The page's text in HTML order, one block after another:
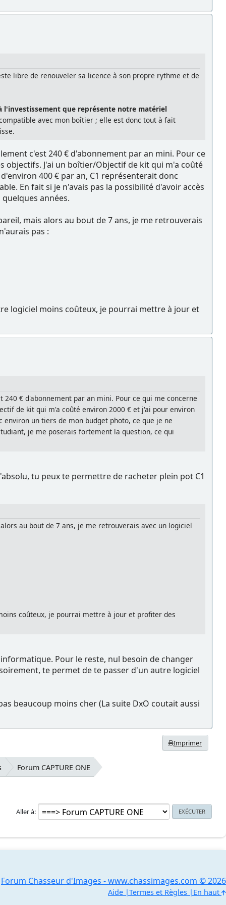
libre de renouveler sa licence à son propre rythme et de
l'investissement que représente notre matériel
avec mon boîtier ; elle est donc tout à fait
c'est 240 € d'abonnement par an mini. Pour ce
objectifs. J'ai un boîtier/Objectif de kit qui m'a coûté
400 € par an, C1 représenterait donc
En fait si je n'avais pas la possibilité d'avoir accès
années.
mais alors au bout de 7 ans, je me retrouverais
pas :
logiciel moins coûteux, je pourrai mettre à jour et
€ d'abonnement par an mini. Pour ce qui me concerne
de kit qui m'a coûté environ 2000 € et j'ai pour environ
un tiers de mon budget photo, ce que je ne
je me poserais fortement la question, ce qui
tu peux te permettre de racheter plein pot C1
au bout de 7 ans, je me retrouverais avec un logiciel
coûteux, je pourrai mettre à jour et profiter des
Pour le reste, nul besoin de changer
te permet de te passer d'un autre logiciel
beaucoup moins cher (La suite DxO coutait aussi
Imprimer
Forum CAPTURE ONE
Aller à
Forum Chasseur d'Images - www.chassimages.com © 2026
Aide Termes et Règles En haut